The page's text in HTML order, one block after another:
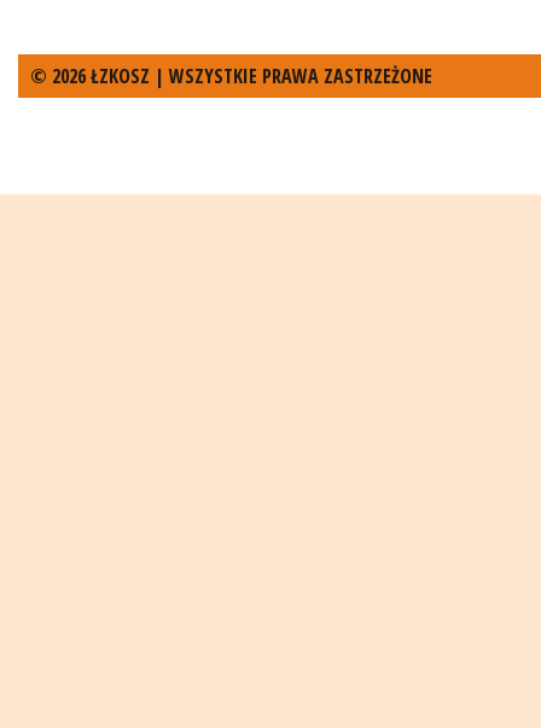
© 2026 ŁZKOSZ | WSZYSTKIE PRAWA ZASTRZEŻONE